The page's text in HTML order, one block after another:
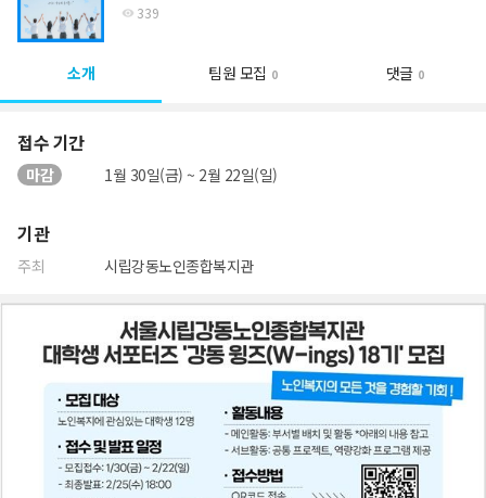
339
소개 팀원 모집 0 댓글 0
접수 기간
마감 1월 30일(금) ~ 2월 22일(일)
기관
주최 시립강동노인종합복지관